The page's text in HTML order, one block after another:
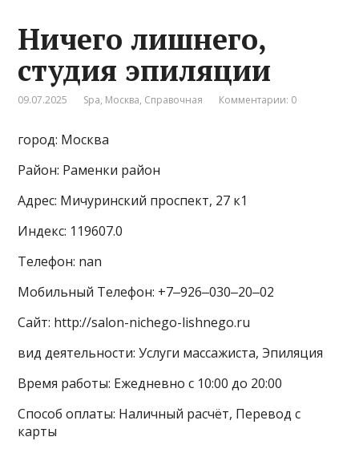
Ничего лишнего,
студия эпиляции
09.07.2025 Spa, Москва, Справочная Комментарии: 0
город: Москва
Район: Раменки район
Адрес: Мичуринский проспект, 27 к1
Индекс: 119607.0
Телефон: nan
Мобильный Телефон: +7‒926‒030‒20‒02
Сайт: http://salon-nichego-lishnego.ru
вид деятельности: Услуги массажиста, Эпиляция
Время работы: Ежедневно с 10:00 до 20:00
Способ оплаты: Наличный расчёт, Перевод с
карты